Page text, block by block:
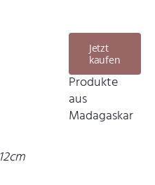
Jetzt
kaufen
Produkte
aus
Madagaskar